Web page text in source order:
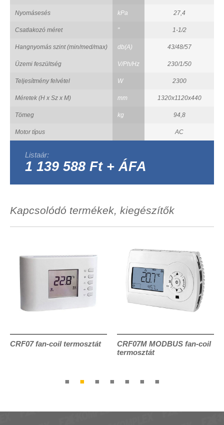
Nyomásesés kPa 27,4
Csatlakozó méret " 1-1/2
Hangnyomás szint (min/med/max) db(A) 43/48/57
Üzemi feszültség V/Ph/Hz 230/1/50
Teljesítmény felvétel W 2300
Méretek (H x Sz x M) mm 1320x1120x440
Tömeg kg 94,8
Motor típus AC
Listaár:
1 139 588 Ft + ÁFA
Kapcsolódó termékek, kiegészítők
CRF07 fan-coil termosztát
CRF07M MODBUS fan-coil
termosztát